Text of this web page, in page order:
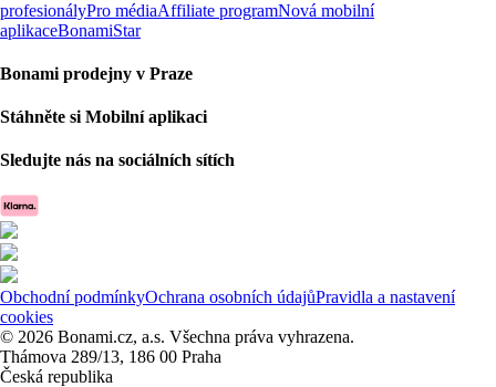
profesionályPro médiaAffiliate programNová mobilní
aplikaceBonamiStar
Bonami prodejny v Praze
Stáhněte si Mobilní aplikaci
Sledujte nás na sociálních sítích
Obchodní podmínkyOchrana osobních údajůPravidla a nastavení
cookies
© 2026 Bonami.cz, a.s. Všechna práva vyhrazena.
Thámova 289/13, 186 00 Praha
Česká republika